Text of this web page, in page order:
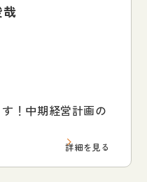
！中期経営計画の
詳細を見る